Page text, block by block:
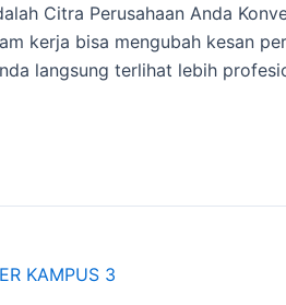
Citra Perusahaan Anda
kerja bisa mengubah kesan
langsung terlihat lebih